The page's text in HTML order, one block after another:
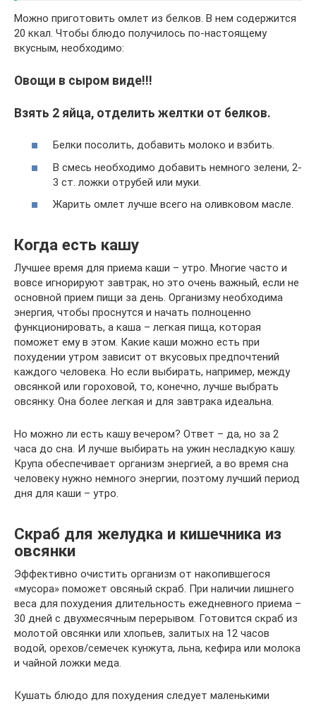
Можно приготовить омлет из белков. В нем содержится
20 ккал. Чтобы блюдо получилось по-настоящему
вкусным, необходимо:
Овощи в сыром виде!!!
Взять 2 яйца, отделить желтки от белков.
Белки посолить, добавить молоко и взбить.
В смесь необходимо добавить немного зелени, 2-
3 ст. ложки отрубей или муки.
Жарить омлет лучше всего на оливковом масле.
Когда есть кашу
Лучшее время для приема каши – утро. Многие часто и
вовсе игнорируют завтрак, но это очень важный, если не
основной прием пищи за день. Организму необходима
энергия, чтобы проснутся и начать полноценно
функционировать, а каша – легкая пища, которая
поможет ему в этом. Какие каши можно есть при
похудении утром зависит от вкусовых предпочтений
каждого человека. Но если выбирать, например, между
овсянкой или гороховой, то, конечно, лучше выбрать
овсянку. Она более легкая и для завтрака идеальна.
Но можно ли есть кашу вечером? Ответ – да, но за 2
часа до сна. И лучше выбирать на ужин несладкую кашу.
Крупа обеспечивает организм энергией, а во время сна
человеку нужно немного энергии, поэтому лучший период
дня для каши – утро.
Скраб для желудка и кишечника из
овсянки
Эффективно очистить организм от накопившегося
«мусора» поможет овсяный скраб. При наличии лишнего
веса для похудения длительность ежедневного приема –
30 дней с двухмесячным перерывом. Готовится скраб из
молотой овсянки или хлопьев, залитых на 12 часов
водой, орехов/семечек кунжута, льна, кефира или молока
и чайной ложки меда.
Кушать блюдо для похудения следует маленькими